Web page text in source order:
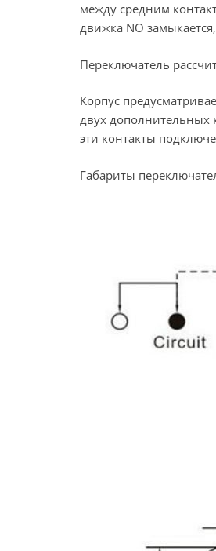
между средним
движка NO
Переключатель
Корпус
двух дополнительных
эти контакты
Габариты